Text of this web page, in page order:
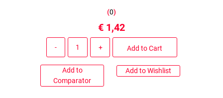
(0)
€ 1,42
Add to Cart
Add to
Comparator
Add to Wishlist